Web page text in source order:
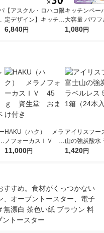
【アスクル・ロハコ限
定デザイン】キッチン
ペーパー スコッティ
6,840円
キッチンペー
大容量 パワ
巻 キッチン
1,080円
HAKU（ハク） メラ
ノフォーカスＩＶ 4
5ｇ 資生堂 おまけ
11,000円
アイリスフー
山の強炭酸水
レス 500ml 1
1,420円
すすめ。食材がくっつかない
、オーブントースター、電子
無漂白 茶色い紙 ブラウン 料
トースター